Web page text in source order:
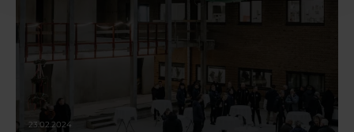
23.02.2024